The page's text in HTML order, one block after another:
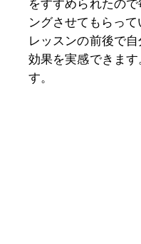
をすすめられたの
ングさせてもらって
レッスンの前後で
効果を実感できま
す。